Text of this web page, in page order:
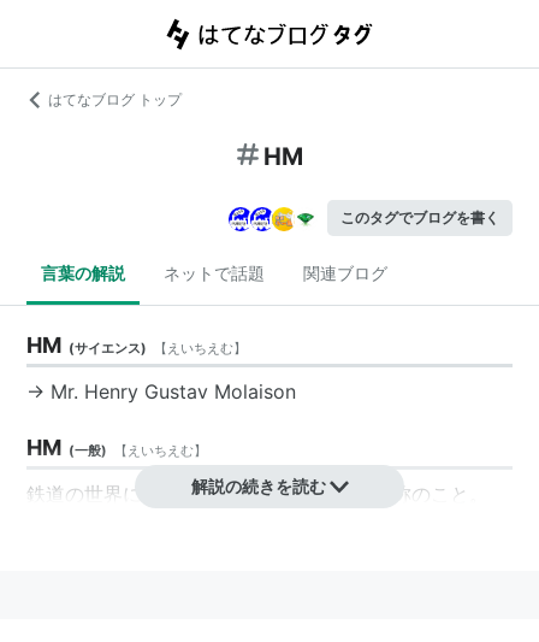
はてなブログ トップ
HM
このタグでブログを書く
言葉の解説 ネットで話題 関連ブログ
HM (サイエンス) 【 えいちえむ】
→ Mr. Henry Gustav Molaison
HM (一般) 【 えいちえむ】
鉄道の世界においては、ヘッドマークの略称のこと。
解説の続きを読む